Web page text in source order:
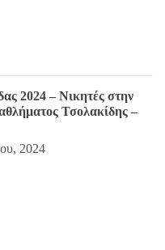
2024 – Νικητές στην
Τσολακίδης –
2024